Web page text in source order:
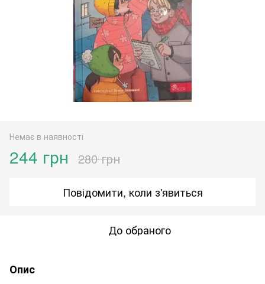
Немає в наявності
244 грн 280 грн
Повідомити, коли з'явиться
До обраного
Опис